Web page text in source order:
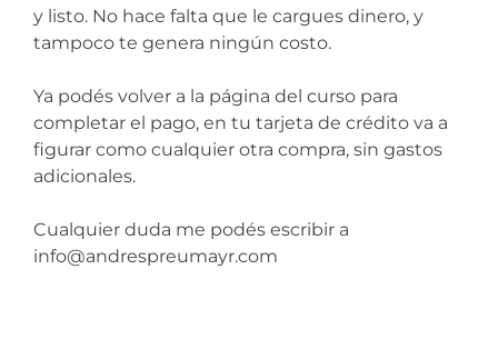
y listo. No hace falta que le cargues dinero, y
tampoco te genera ningún costo.
Ya podés volver a la página del curso para
completar el pago, en tu tarjeta de crédito va a
figurar como cualquier otra compra, sin gastos
adicionales.
Cualquier duda me podés escribir a
info@andrespreumayr.com